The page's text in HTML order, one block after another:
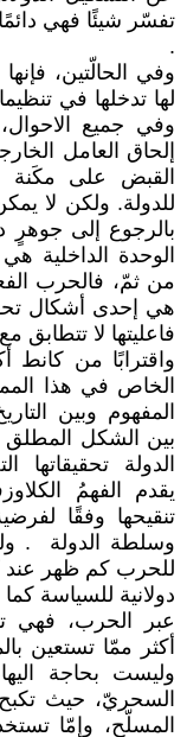
تفسّر شيئًا فهي دائمًا
‏. ‏
وفي الحالّتين،
لها تدخلها في
وفي جميع
إلحاق العامل
القبض على مكَنة
للدولة. ولكن لا
بالرجوع إلى ‏جوهرٍ
‏الوحدة الداخلية
من ثمّ، فالحرب
هي إحدى أشكال
فاعليتها ‏لا تتطابق
واقترابًا من كانط
الخاص في هذا
المفهوم وبين
بين الشكل المطلق
الدولة تحقيقاتها
يقدم الفهمُ
تنقيحها ‏وفقًا
‏وسلطة الدولة ‏ ‏.
دولانية للسياسة
عبر الحرب، فهي
أكثر ممّا ‏تستعين
‏وليست بحاجة
السحريّ، حيث
المسلّح، وإمّا